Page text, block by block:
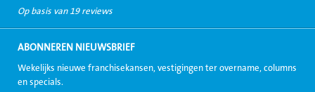
Op basis van 19 reviews
ABONNEREN NIEUWSBRIEF
Wekelijks nieuwe franchisekansen, vestigingen ter overname, columns
en specials.